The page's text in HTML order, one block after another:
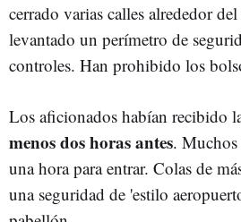
cerrado varias calles alrededor
levantado un perímetro de
controles. Han prohibido los
Los aficionados habían recibido
menos dos horas antes. Muchos
una hora para entrar. Colas de
una seguridad de 'estilo